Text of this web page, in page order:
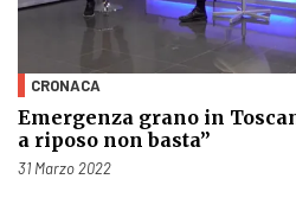
CRONACA
Emergenza grano in
a riposo non basta”
Pubblicato il
31 Marzo 2022